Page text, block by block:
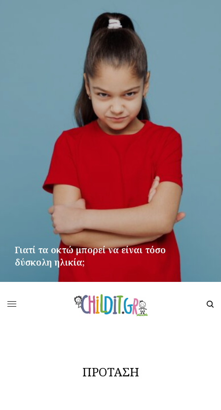
Γιατί τα οκτώ μπορεί να είναι τόσο
δύσκολη ηλικία;
ΠΡΟΤΑΣΗ